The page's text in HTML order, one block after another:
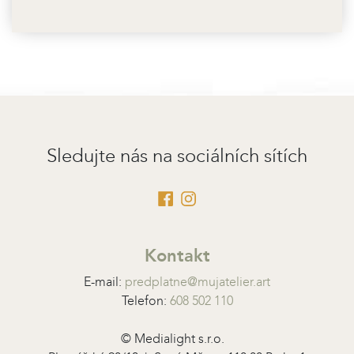
Sledujte nás na sociálních sítích
Kontakt
E-mail: predplatne@mujatelier.art
Telefon: 608 502 110
© Medialight s.r.o.